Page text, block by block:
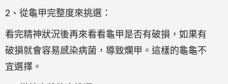
2、從龜甲完整度來挑選：
看完精神狀況後再來看看龜甲是否有破損，如果有
破損就會容易感染病菌，導致爛甲。這樣的龜龜不
宜選擇。